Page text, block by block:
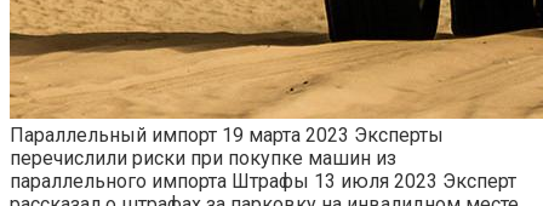
Параллельный импорт 19 марта 2023 Эксперты
перечислили риски при покупке машин из
параллельного импорта Штрафы 13 июля 2023 Эксперт